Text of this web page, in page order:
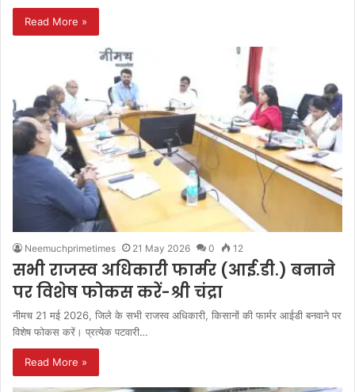
Read More »
Neemuchprimetimes 21 May 2026 0 12
सभी राजस्‍व अधिकारी फार्मर (आई.डी.) बनाने
पर विशेष फोकस करें-श्री चंद्रा
नीमच 21 मई 2026, जिले के सभी राजस्‍व अधिकारी, किसानों की फार्मर आईडी बनवाने पर
विशेष फोकस करें। प्रत्‍येक पटवारी…
Read More »